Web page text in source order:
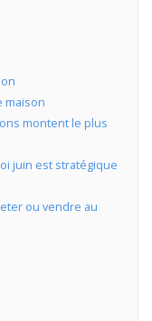
maison
montent le plus
juin est stratégique
ou vendre au